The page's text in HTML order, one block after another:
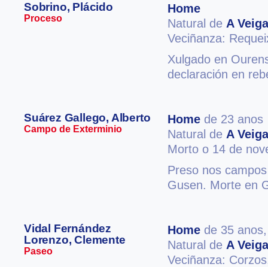
Sobrino, Plácido
Proceso
Home
Natural de A Veiga
Veciñanza:
Xulgado en
declaración en
Suárez Gallego, Alberto
Campo de Exterminio
Home de 23 anos
Natural de A Veiga
Morto o 14 de
Preso nos
Gusen. Morte en
Vidal Fernández
Lorenzo, Clemente
Paseo
Home de 35
Natural de A Veiga
Veciñanza: